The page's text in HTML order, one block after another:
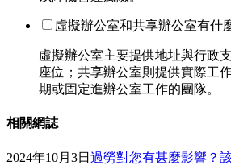
虛擬辦公室和共享辦公室有什
虛擬辦公室主要提供地址與行政
座位；共享辦公室則提供實際工
期或固定進辦公室工作的團隊。
相關網誌
2024年10月3日 過勞對您有甚麼影響？